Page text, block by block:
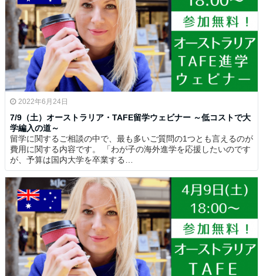
2022年6月24日
7/9（土）オーストラリア・TAFE留学ウェビナー ～低コストで大
学編入の道～
留学に関するご相談の中で、最も多いご質問の1つとも言えるのが
費用に関する内容です。 「わが子の海外進学を応援したいのです
が、予算は国内大学を卒業する…